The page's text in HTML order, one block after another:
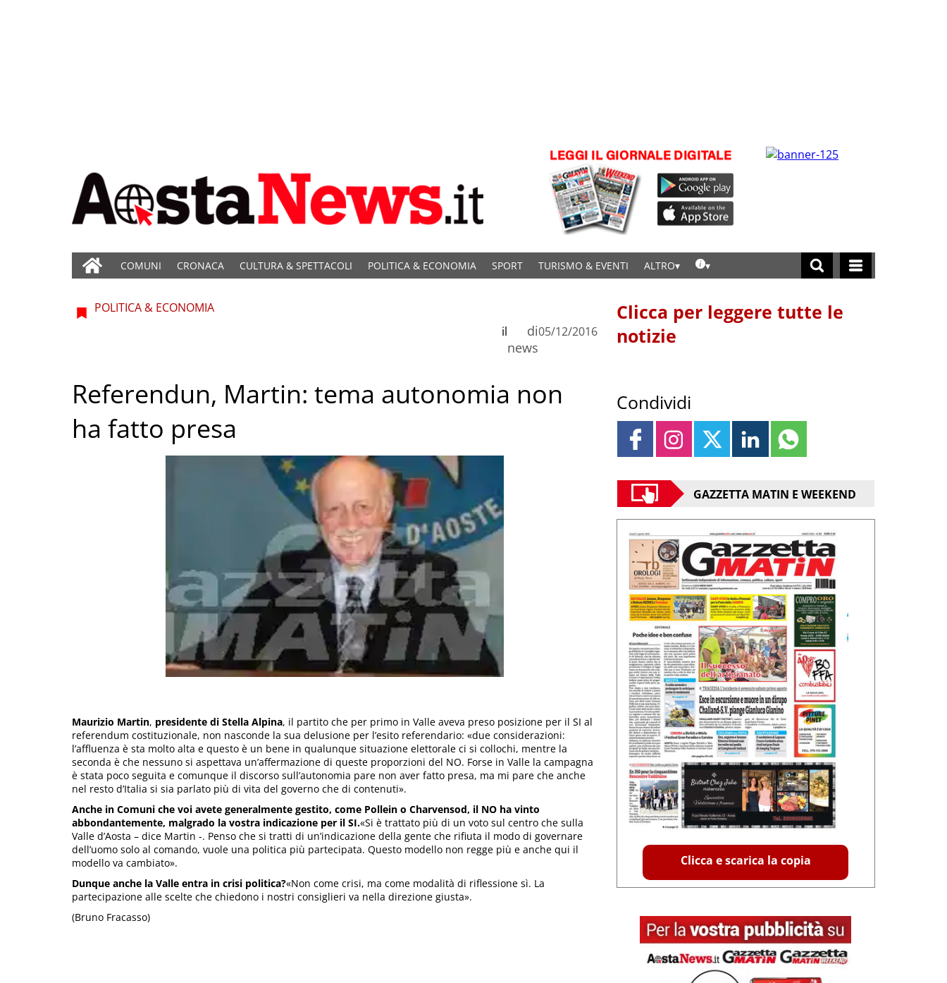
COMUNI CRONACA CULTURA & SPETTACOLI POLITICA & ECONOMIA SPORT TURISMO & EVENTI ALTRO
POLITICA & ECONOMIA
di
news
il 05/12/2016
Referendun, Martin: tema autonomia non
ha fatto presa
Maurizio Martin, presidente di Stella Alpina, il partito che per primo in Valle aveva preso posizione per il SI al
referendum costituzionale, non nasconde la sua delusione per l’esito referendario: «due considerazioni:
l’affluenza è sta molto alta e questo è un bene in qualunque situazione elettorale ci si collochi, mentre la
seconda è che nessuno si aspettava un’affermazione di queste proporzioni del NO. Forse in Valle la campagna
è stata poco seguita e comunque il discorso sull’autonomia pare non aver fatto presa, ma mi pare che anche
nel resto d’Italia si sia parlato più di vita del governo che di contenuti».
Anche in Comuni che voi avete generalmente gestito, come Pollein o Charvensod, il NO ha vinto
abbondantemente, malgrado la vostra indicazione per il SI.«Si è trattato più di un voto sul centro che sulla
Valle d’Aosta – dice Martin -. Penso che si tratti di un’indicazione della gente che rifiuta il modo di governare
dell’uomo solo al comando, vuole una politica più partecipata. Questo modello non regge più e anche qui il
modello va cambiato».
Dunque anche la Valle entra in crisi politica?«Non come crisi, ma come modalità di riflessione sì. La
partecipazione alle scelte che chiedono i nostri consiglieri va nella direzione giusta».
(Bruno Fracasso)
Clicca per leggere tutte le
notizie
Condividi
GAZZETTA MATIN E WEEKEND
Clicca e scarica la copia